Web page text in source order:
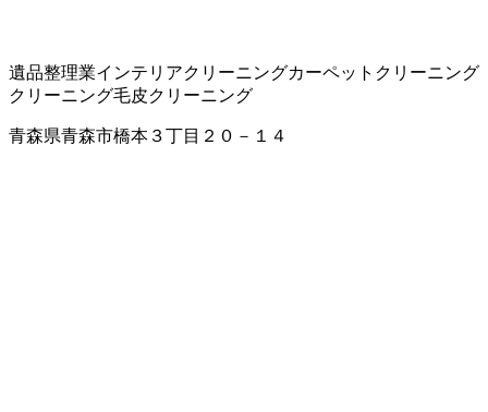
遺品整理業インテリアクリーニングカーペットクリーニング
クリーニング毛皮クリーニング
青森県青森市橋本３丁目２０－１４